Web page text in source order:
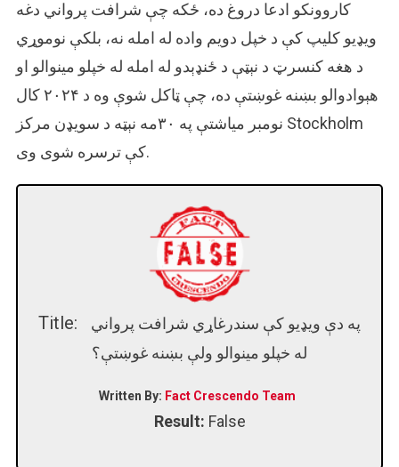
کاروونکو ادعا دروغ ده، ځکه چې شرافت پرواني دغه
ویډیو کلیپ کې د خپل دویم واده له امله نه، بلکې نوموړي
د هغه کنسرټ د نېټې د ځنډېدو له امله له خپلو مینوالو او
هېوادوالو بښنه غوښتې ده، چې ټاکل شوې وه د ۲۰۲۴ کال
نومبر میاشتې په ۳۰مه نېټه د سویډن مرکز Stockholm
کې ترسره شوی وی.
Title:
په دې ویډیو کې سندرغاړي شرافت پرواني
له خپلو مینوالو ولې بښنه غوښتې؟
Written By: Fact Crescendo Team
Result: False